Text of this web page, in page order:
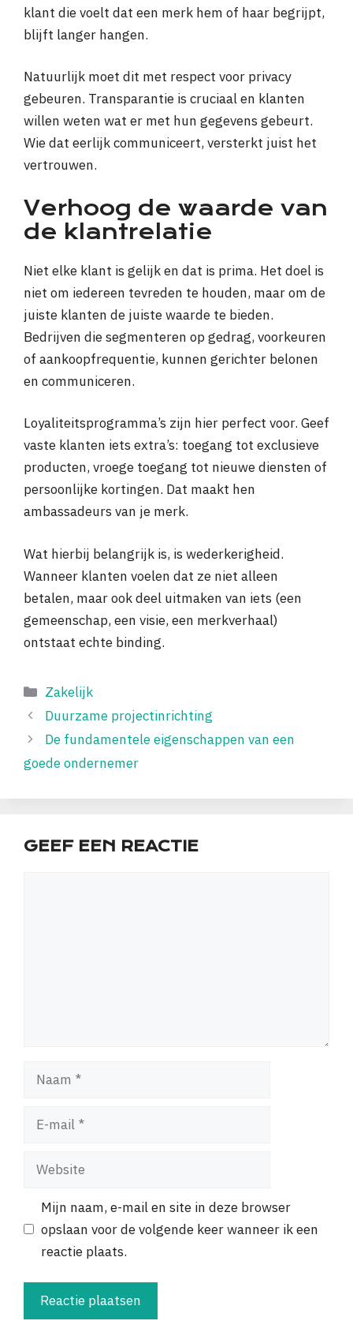
klant die voelt dat een merk hem of haar begrijpt,
blijft langer hangen.
Natuurlijk moet dit met respect voor privacy
gebeuren. Transparantie is cruciaal en klanten
willen weten wat er met hun gegevens gebeurt.
Wie dat eerlijk communiceert, versterkt juist het
vertrouwen.
Verhoog de waarde van
de klantrelatie
Niet elke klant is gelijk en dat is prima. Het doel is
niet om iedereen tevreden te houden, maar om de
juiste klanten de juiste waarde te bieden.
Bedrijven die segmenteren op gedrag, voorkeuren
of aankoopfrequentie, kunnen gerichter belonen
en communiceren.
Loyaliteitsprogramma’s zijn hier perfect voor. Geef
vaste klanten iets extra’s: toegang tot exclusieve
producten, vroege toegang tot nieuwe diensten of
persoonlijke kortingen. Dat maakt hen
ambassadeurs van je merk.
Wat hierbij belangrijk is, is wederkerigheid.
Wanneer klanten voelen dat ze niet alleen
betalen, maar ook deel uitmaken van iets (een
gemeenschap, een visie, een merkverhaal)
ontstaat echte binding.
Categorieën
Zakelijk
Duurzame projectinrichting
De fundamentele eigenschappen van een
goede ondernemer
GEEF EEN REACTIE
Naam
Website
Mijn naam, e-mail en site in deze browser
opslaan voor de volgende keer wanneer ik een
reactie plaats.